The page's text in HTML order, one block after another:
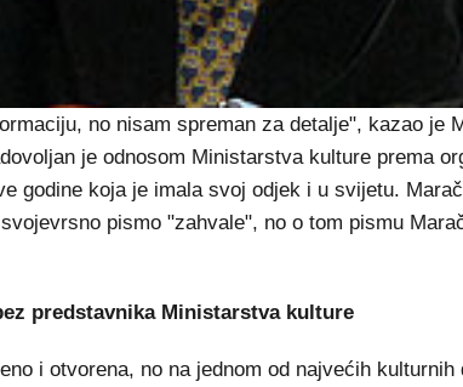
no nisam spreman za detalje", kazao je
je odnosom Ministarstva kulture prema
godine koja je imala svoj odjek i u svijetu.
pismo "zahvale", no o tom pismu
predstavnika Ministarstva kulture
i otvorena, no na jednom od najvećih